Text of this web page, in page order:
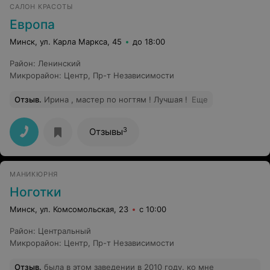
САЛОН КРАСОТЫ
Европа
Минск, ул. Карла Маркса, 45 до 18:00
Район: Ленинский
Микрорайон: Центр Пр-т Независимости
Отзыв. Ирина , мастер по ногтям ! Лучшая ! Еще
Отзывы3
МАНИКЮРНЯ
Ноготки
Минск, ул. Комсомольская, 23 с 10:00
Район: Центральный
Микрорайон: Центр Пр-т Независимости
Отзыв. была в этом заведении в 2010 году. ко мне